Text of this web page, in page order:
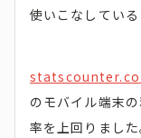
使いこなしてい
のモバイル端末
率を上回りました